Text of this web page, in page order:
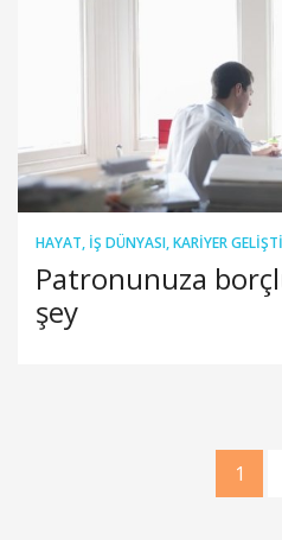
HAYAT, İŞ DÜNYASI,KARIYER
Patronunuza
şey
1